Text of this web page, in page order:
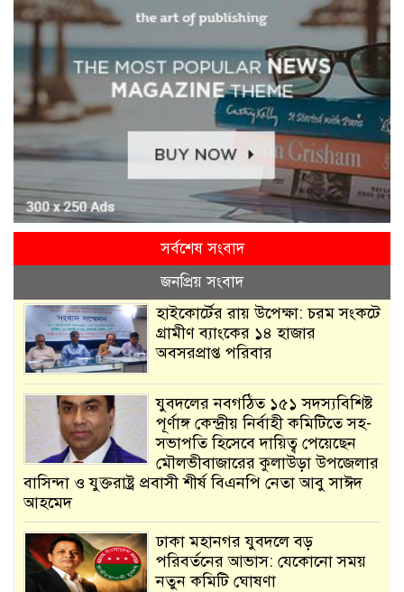
সর্বশেষ সংবাদ
জনপ্রিয় সংবাদ
হাইকোর্টের রায় উপেক্ষা: চরম সংকটে
গ্রামীণ ব্যাংকের ১৪ হাজার
অবসরপ্রাপ্ত পরিবার
যুবদলের নবগঠিত ১৫১ সদস্যবিশিষ্ট
পূর্ণাঙ্গ কেন্দ্রীয় নির্বাহী কমিটিতে সহ-
সভাপতি হিসেবে দায়িত্ব পেয়েছেন
মৌলভীবাজারের কুলাউড়া উপজেলার
বাসিন্দা ও যুক্তরাষ্ট্র প্রবাসী শীর্ষ বিএনপি নেতা আবু সাঈদ
আহমেদ
ঢাকা মহানগর যুবদলে বড়
পরিবর্তনের আভাস: যেকোনো সময়
নতুন কমিটি ঘোষণা